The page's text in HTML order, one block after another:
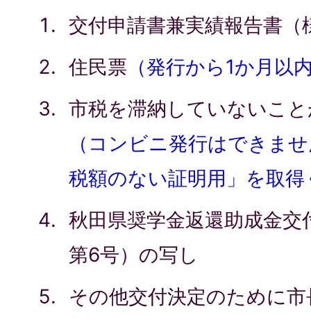
交付申請書兼実績報告書（
住民票 （発行から1か月以
市税を滞納していないこ
（コンビニ発行はできま
税額のない証明用」を取
秋田県奨学金返還助成金交
第6号）の写し
その他交付決定のために